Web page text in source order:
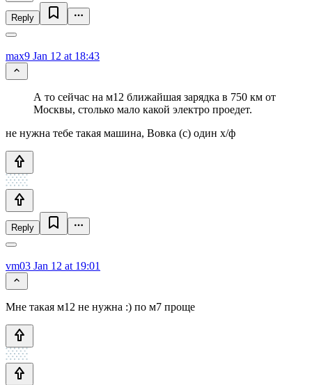
Reply
max9 Jan 12 at 18:43
А то сейчас на м12 ближайшая зарядка в 750 км от
Москвы, столько мало какой электро проедет.
не нужна тебе такая машина, Вовка (с) один х/ф
Reply
vm03 Jan 12 at 19:01
Мне такая м12 не нужна :) по м7 проще